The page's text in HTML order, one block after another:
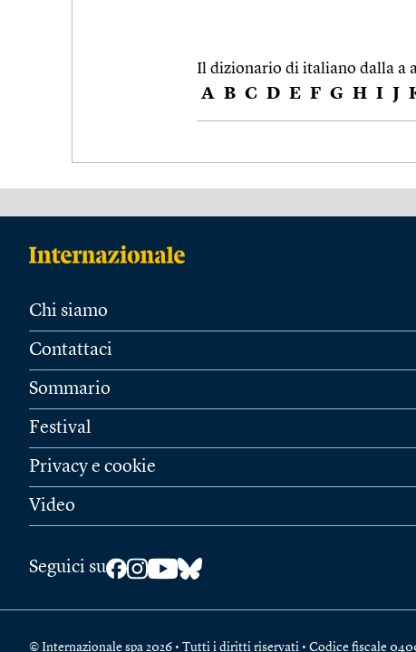
Il dizionario di italiano dalla a
A B C D E F G H I J
Chi siamo
Contattaci
Sommario
Festival
Privacy e cookie
Video
Seguici su
© Internazionale spa 2026 • Tutti i diritti riservati • Codice fiscale